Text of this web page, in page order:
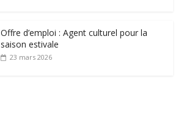
Offre d’emploi : Agent culturel pour la
saison estivale
23 mars 2026